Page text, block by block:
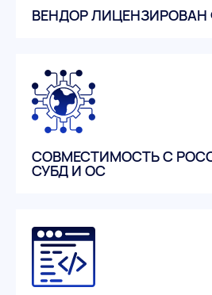
ВЕНДОР ЛИЦЕНЗИРОВАН
СОВМЕСТИМОСТЬ С
СУБД И ОС